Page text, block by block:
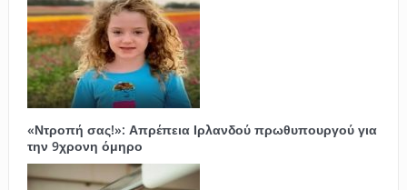
«Ντροπή σας!»: Απρέπεια Ιρλανδού πρωθυπουργού για
την 9χρονη όμηρο